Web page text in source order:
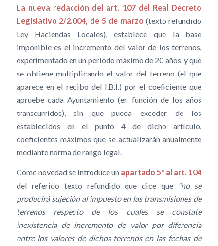
La nueva redacción del art. 107 del Real Decreto
Legislativo 2/2.004, de 5 de marzo (texto refundido
Ley Haciendas Locales), establece que la base
imponible es el incremento del valor de los terrenos,
experimentado en un periodo máximo de 20 años, y que
se obtiene multiplicando el valor del terreno (el que
aparece en el recibo del I.B.I.) por el coeficiente que
apruebe cada Ayuntamiento (en función de los años
transcurridos), sin que pueda exceder de los
establecidos en el punto 4 de dicho artículo,
coeficientes máximos que se actualizarán anualmente
mediante norma de rango legal.
Como novedad se introduce un apartado 5º al art. 104
del referido texto refundido que dice que
“no se
producirá sujeción al impuesto en las transmisiones de
terrenos respecto de los cuales se constate
inexistencia de incremento de valor por diferencia
entre los valores de dichos terrenos en las fechas de